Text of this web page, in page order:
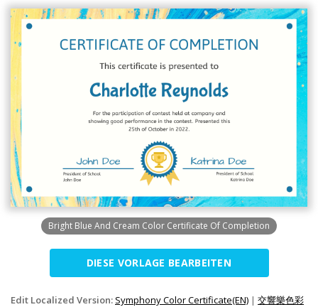
Bright Blue And Cream Color Certificate Of Completion
DIESE VORLAGE BEARBEITEN
Edit Localized Version: Symphony Color Certificate(EN) | 交響樂色彩